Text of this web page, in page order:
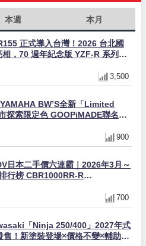
本週 本月
正式導入台灣！2026 台北國
相，70 週年紀念版 YZF-R 系列限
3,500
BW’S全新「Limited
探索限定色 GOOPiMADE聯名包
900
日本二手價六連霸｜2026年3月～
行榜 CBR1000RR-R
700
「Ninja 250/400」2027年式
售！新塗裝登場×價格不變×輔助滑